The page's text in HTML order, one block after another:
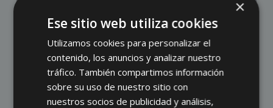
×
Ese sitio web utiliza cookies
Utilizamos cookies para personalizar el
contenido, los anuncios y analizar nuestro
tráfico. También compartimos información
sobre su uso de nuestro sitio con
nuestros socios de publicidad y análisis,